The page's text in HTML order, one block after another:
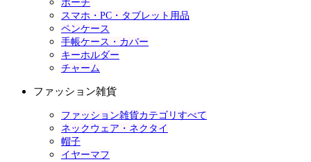
ポーチ
スマホ・PC・タブレット用品
ペンケース
手帳ケース・カバー
キーホルダー
チャーム
ファッション雑貨
ファッション雑貨カテゴリすべて
ネックウェア・ネクタイ
帽子
イヤーマフ